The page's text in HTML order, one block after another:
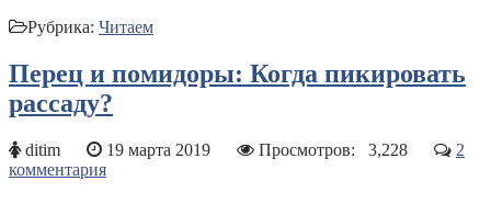
Рубрика: Читаем
Перец и помидоры: Когда пикировать
рассаду?
ditim 19 марта 2019 Просмотров: 3,228
2
комментария